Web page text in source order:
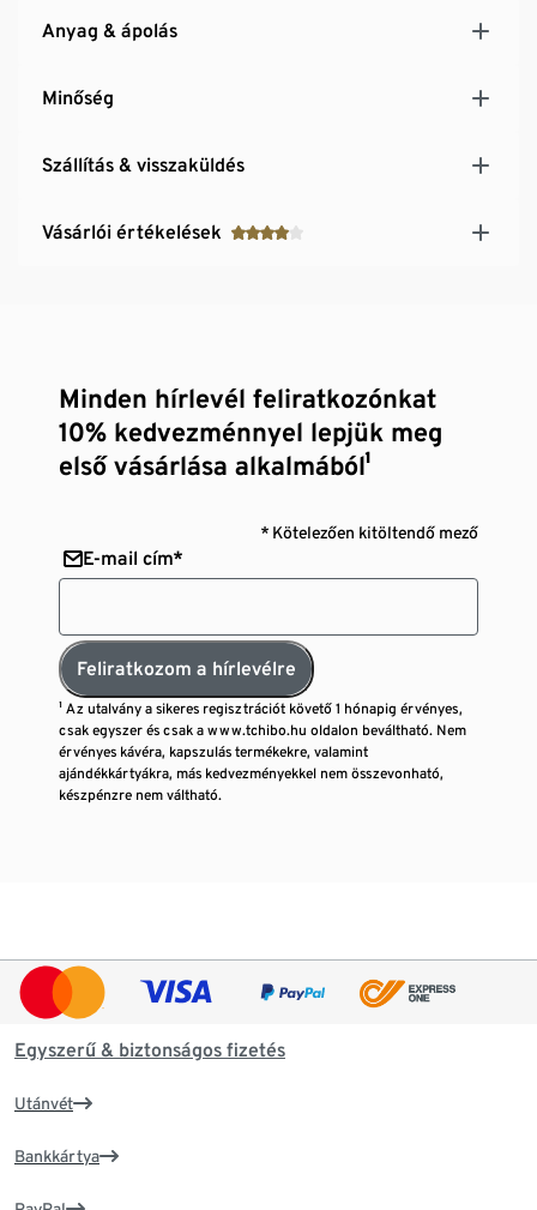
Anyag & ápolás
Minőség
Szállítás & visszaküldés
Vásárlói értékelések
Minden hírlevél feliratkozónkat
10% kedvezménnyel lepjük meg
első vásárlása alkalmából¹
* Kötelezően kitöltendő mező
E-mail cím*
Feliratkozom a hírlevélre
¹ Az utalvány a sikeres regisztrációt követő 1 hónapig érvényes,
csak egyszer és csak a www.tchibo.hu oldalon beváltható. Nem
érvényes kávéra, kapszulás termékekre, valamint
ajándékkártyákra, más kedvezményekkel nem összevonható,
készpénzre nem váltható.
Egyszerű & biztonságos fizetés
Utánvét
Bankkártya